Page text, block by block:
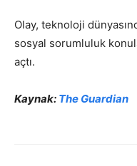
Olay, teknoloji
sosyal sorumluluk
açtı.
Kaynak: The Guardian